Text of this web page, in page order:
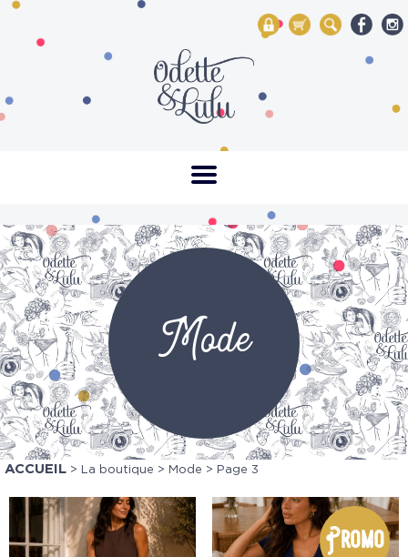
My Account
Mon panier
Rechercher
Mode
ACCUEIL > La boutique > Mode > Page 3
Promo